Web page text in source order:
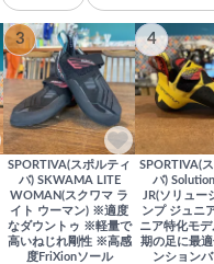
3
SPORTIVA(スポルティ
バ) SKWAMA LITE
WOMAN(スクワマ ラ
イト ウーマン) ※適度
なダウントゥ ※軽量で
高いねじれ剛性 ※高感
度FriXionソール
4
SPORTIVA(
バ)
JR(ソリュー
ンプ ジュニ
ニア特化モ
期の足に最
ンション